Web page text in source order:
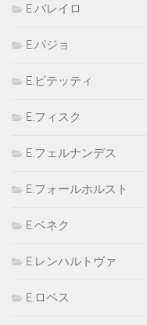
E.バレイロ
E.パジョ
E.ビテッティ
E.フィスク
E.フェルナンデス
E.フォールホルスト
E.ベネク
E.レンハルトヴァ
E.ロペス